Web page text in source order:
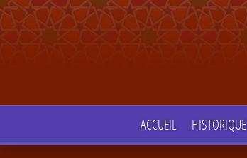
ACCUEIL HISTORIQUE